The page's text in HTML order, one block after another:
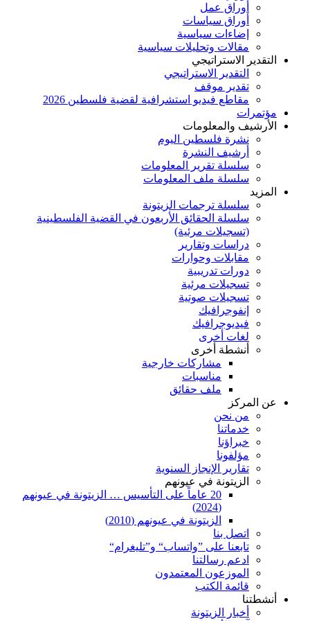
أوراق عمل
أوراق سياسات
إضاءات سياسية
مقالات وتحليلات سياسية
التقدير الاستراتيجي
التقدير الاستراتيجي
تقدير موقف
مقاطع فيديو استشرافية لقضية فلسطين 2026
مؤتمرات
الأرشيف والمعلومات
نشرة فلسطين اليوم
أرشيف النشرة
سلسلة تقرير المعلومات
سلسلة ملف المعلومات
المزيد
سلسلة ترجمات الزيتونة
سلسلة الحقائق الأربعون في القضية الفلسطينية
(تسجيلات مرئية)
دراسات وتقارير
مقابلات وحوارات
دورات تدريبية
تسجيلات مرئية
تسجيلات صوتية
إنفوجرافيك
فيديوجرافيك
لغات أخرى
أنشطة أخرى
مشاركات خارجية
مناسبات
ملف حقائق
عن المركز
من نحن
خدماتنا
خبراؤنا
مؤلفونا
تقارير الإنجاز السنوية
الزيتونة في عيونهم
20 عاماً على التأسيس … الزيتونة في عيونهم
(2024)
الزيتونة في عيونهم (2010)
اتصل بنا
تابعنا على ”واتساب“ و”تليغرام“
ادعم رسالتنا
الموزعون المعتمدون
قائمة الكتب
أنشطتنا
أخبار الزيتونة